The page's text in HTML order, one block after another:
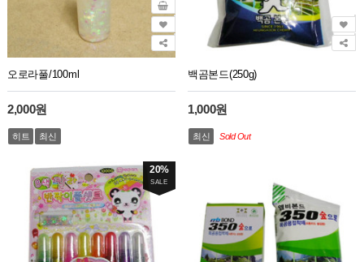
오로라풀/100ml
2,000원
히트 최신
백곰본드(250g)
1,000원
최신 Sold Out
20%
SALE